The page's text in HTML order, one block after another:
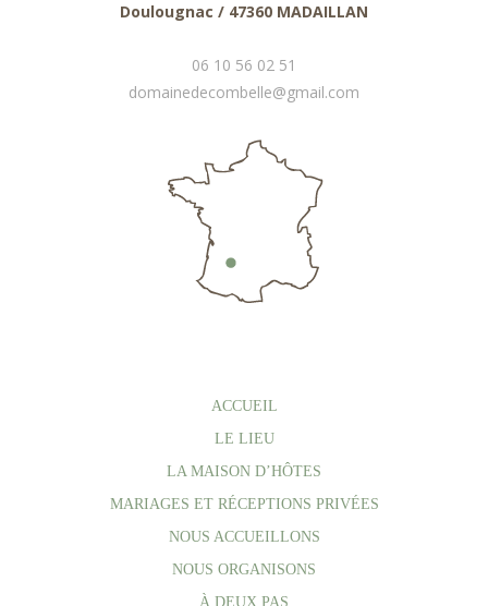
Doulougnac / 47360 MADAILLAN
06 10 56 02 51
domainedecombelle@gmail.com
ACCUEIL
LE LIEU
LA MAISON D’HÔTES
MARIAGES ET RÉCEPTIONS PRIVÉES
NOUS ACCUEILLONS
NOUS ORGANISONS
À DEUX PAS